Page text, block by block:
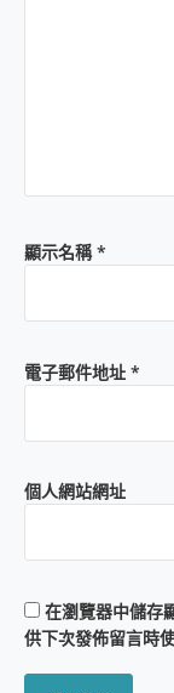
顯示名稱*
電子郵件地址 *
個人網站網址
在瀏覽器中儲存
供下次發佈留言時